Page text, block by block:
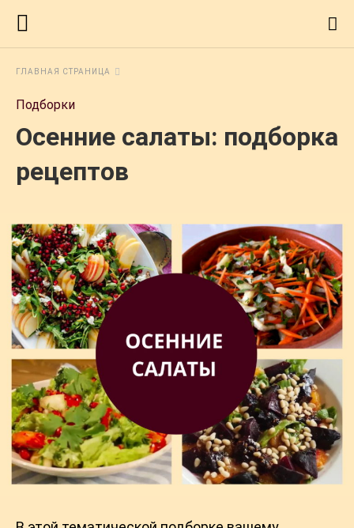
ГЛАВНАЯ СТРАНИЦА
Подборки
Осенние салаты: подборка
рецептов